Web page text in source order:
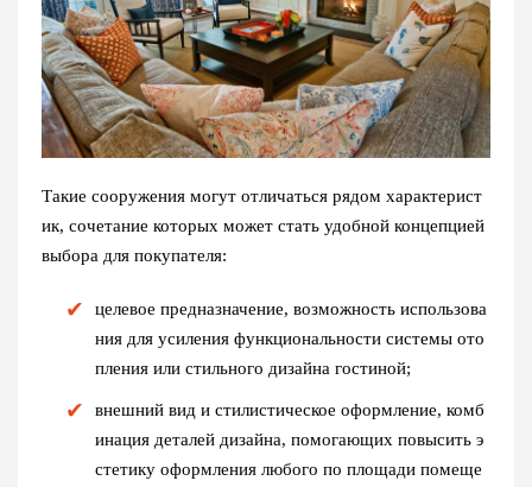
Такие сооружения могут отличаться рядом характерист
ик, сочетание которых может стать удобной концепцией
выбора для покупателя:
целевое предназначение, возможность использова
ния для усиления функциональности системы ото
пления или стильного дизайна гостиной;
внешний вид и стилистическое оформление, комб
инация деталей дизайна, помогающих повысить э
стетику оформления любого по площади помеще